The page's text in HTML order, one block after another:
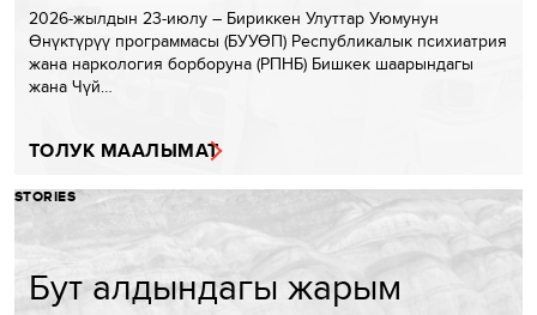
2026-жылдын 23-июлу – Бириккен Улуттар Уюмунун
Өнүктүрүү программасы (БУУӨП) Республикалык психиатрия
жана наркология борборуна (РПНБ) Бишкек шаарындагы
жана Чүй…
ТОЛУК МААЛЫМАТ
STORIES
Бут алдындагы жарым